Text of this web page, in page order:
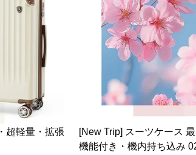
超軽量・拡張
[New Trip] スーツケース
機能付き・機内持ち込み